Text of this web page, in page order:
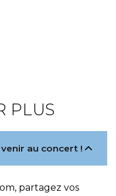
PLUS
au concert !
partagez vos